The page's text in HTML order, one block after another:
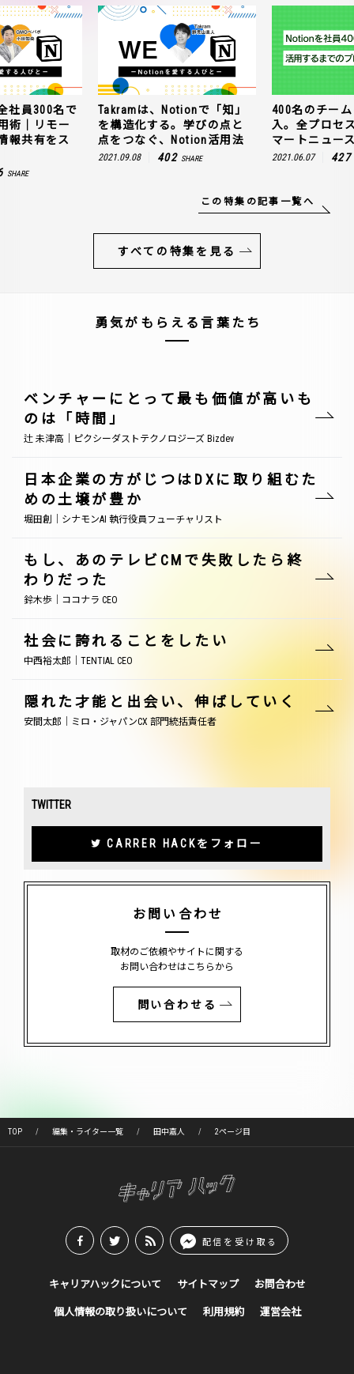
社員300名で
術｜リモー
報共有をス
SHARE
Takramは、Notionで「知」
を構造化する。学びの点と
点をつなぐ、Notion活用法
2021.09.08 402 SHARE
400名のチー
入。全プロセ
マートニュー
2021.06.07 427
この特集の記事一覧へ
すべての特集を見る
勇気がもらえる言葉たち
ベンチャーにとって最も価値が高いも
のは「時間」
辻 未津高｜ピクシーダストテクノロジーズ Bizdev
日本企業の方がじつはDXに取り組むた
めの土壌が豊か
堀田創｜シナモンAI 執行役員フューチャリスト
もし、あのテレビCMで失敗したら終
わりだった
鈴木歩｜ココナラ CEO
社会に誇れることをしたい
中西裕太郎｜TENTIAL CEO
隠れた才能と出会い、伸ばしていく
安間太郎｜ミロ・ジャパンCX 部門統括責任者
TWITTER
CARRER HACKをフォロー
お問い合わせ
取材のご依頼やサイトに関する
お問い合わせはこちらから
問い合わせる
TOP 編集・ライター一覧 田中嘉人 2ページ目
配信を受け取る
キャリアハックについて サイトマップ お問合わせ
個人情報の取り扱いについて 利用規約 運営会社